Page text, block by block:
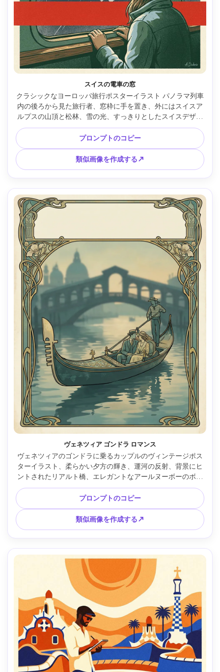
スイスの電車の窓
クラシックなヨーロッパ旅行ポスターイラスト パノラマ列車
内の後ろから見た旅行者、窓枠に手を置き、外にはスイスア
ルプスの山頂と松林、雪の光、すっきりとしたスイスデザイ
ンのレイアウト、赤いアクセントストライプ、微妙なグレイ
ン、細かいラインのディテールを備えた簡素化された形状、
上部に空白のタイトルスペース、85mmレンズ、浅い被写界
深度 --ar 4:5
プロンプトのコピー
類似画像を作成する↗
ヴェネツィア ゴンドラ ロマンス
ヴェネツィアのゴンドラに乗るカップルのヴィンテージポス
ターイラスト、柔らかい夕方の輝き、運河の反射、背景にヒ
ントされたリアルト橋、エレガントなアールヌーボーのボー
ダー、落ち着いたティールとゴールドのパレット、繊細なラ
インワーク、ポスター化されたシェーディング、ヘッドライ
ンタイポグラフィ用の空きスペース、古典的なロマンチック
な旅行の雰囲気、85mmレンズ、浅い被写界深度、柔らかい
映画のような照明 --ar 4:5
プロンプトのコピー
類似画像を作成する↗